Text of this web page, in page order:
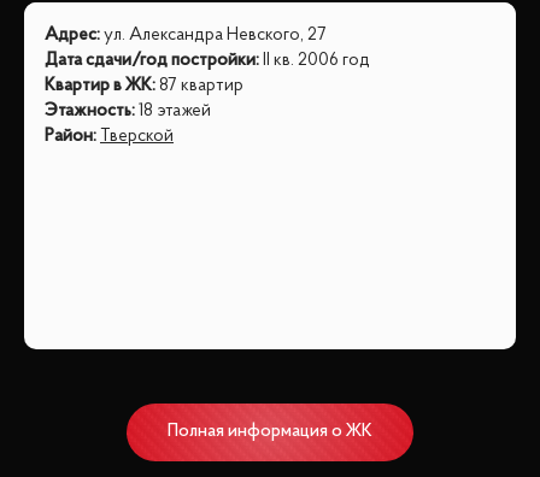
Адрес: ул. Александра Невского, 27
Дата сдачи/год постройки: II кв. 2006 год
Квартир в ЖК: 87 квартир
Этажность: 18 этажей
Район: Тверской
Полная информация о ЖК